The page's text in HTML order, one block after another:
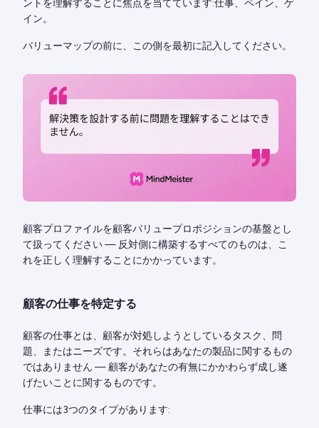
ントを理解することに焦点を当てています:仕事、ペイン、ゲ
イン。
バリューマップの前に、この側を最初に記入してください。
顧客プロファイルを顧客バリュープロポジションの基盤とし
て扱ってください — 反対側に構築するすべてのものは、こ
れを正しく理解することにかかっています。
顧客の仕事を特定する
顧客の仕事とは、顧客が対処しようとしているタスク、問
題、またはニーズです。それらはあなたの製品に関するもの
ではありません — 顧客があなたの有無にかかわらず成し遂
げたいことに関するものです。
仕事には3つのタイプがあります: